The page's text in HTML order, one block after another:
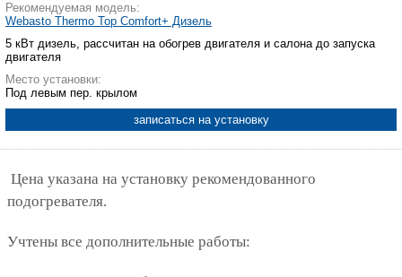
Рекомендуемая модель:
Webasto Thermo Top Comfort+ Дизель
5 кВт дизель, рассчитан на обогрев двигателя и салона до запуска
двигателя
Место установки:
Под левым пер. крылом
записаться на установку
Цена указана на установку рекомендованного
подогревателя.
Учтены все дополнительные работы: